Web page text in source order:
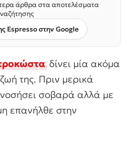
άρθρα στα αποτελέσματα
Espresso στην Google
δίνει μία ακόμα
της. Πριν μερικά
νοσήσει σοβαρά αλλά με
επανήλθε στην